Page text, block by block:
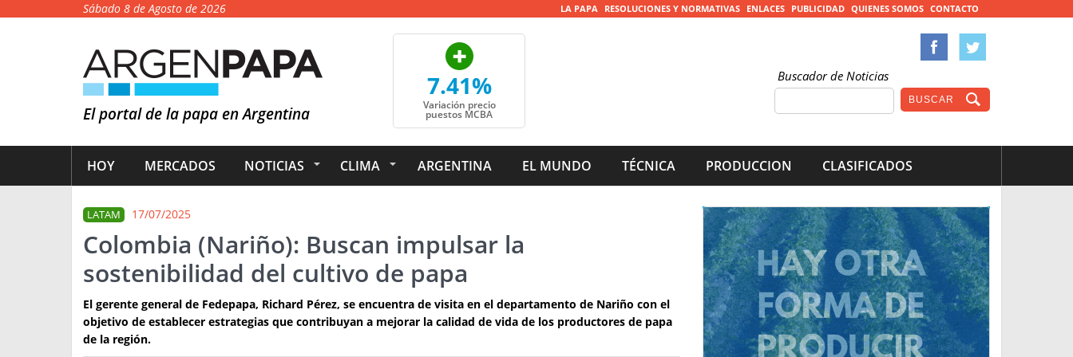
Sábado 8 de Agosto de 2026 LA PAPA RESOLUCIONES Y NORMATIVAS ENLACES PUBLICIDAD QUIENES SOMOS CONTACTO
El portal de la papa en Argentina
7.41%
Variación precio
puestos MCBA
Buscador de Noticias
HOY MERCADOS NOTICIAS CLIMA ARGENTINA EL MUNDO TÉCNICA PRODUCCION CLASIFICADOS
LATAM 17/07/2025
Colombia (Nariño): Buscan impulsar la
sostenibilidad del cultivo de papa
El gerente general de Fedepapa, Richard Pérez, se encuentra de visita en el departamento de Nariño con el
objetivo de establecer estrategias que contribuyan a mejorar la calidad de vida de los productores de papa
de la región.